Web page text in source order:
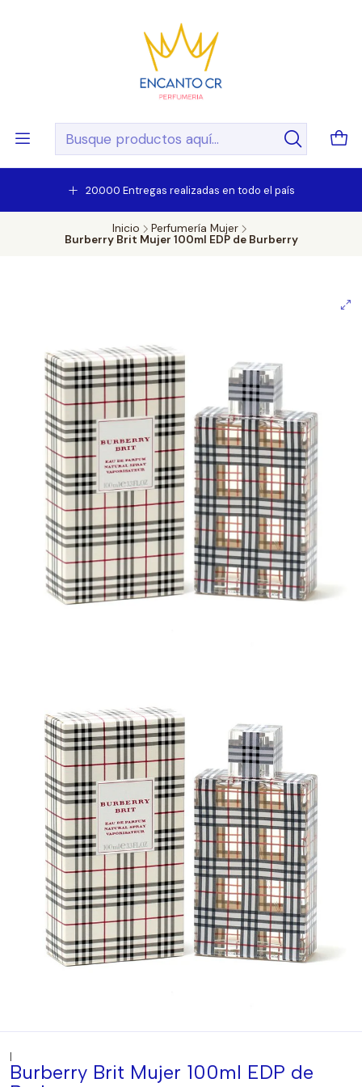
20.000 Entregas realizadas en todo el país
Inicio
Perfumería Mujer
Burberry Brit Mujer 100ml EDP de Burberry
|
Burberry Brit Mujer 100ml EDP de